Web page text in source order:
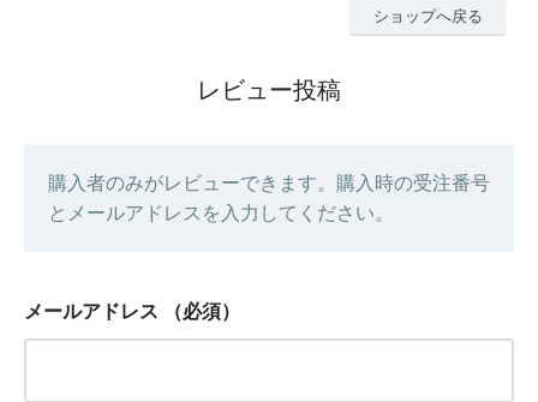
ショップへ戻る
レビュー投稿
購入者のみがレビューできます。購入時の受注番号
とメールアドレスを入力してください。
メールアドレス （必須）